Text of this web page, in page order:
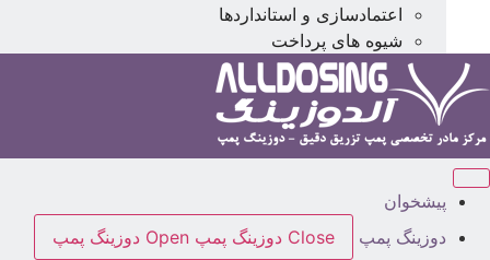
اعتمادسازی و استانداردها
شیوه های پرداخت
پیشخوان
دوزینگ پمپ
Close دوزینگ پمپ Open دوزینگ پمپ